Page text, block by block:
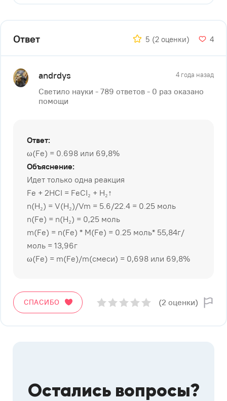
Ответ 5 (2 оценки) 4
andrdys 4 года назад
Светило науки - 789 ответов - 0 раз оказано
помощи
Ответ:
ω(Fe) = 0.698 или 69,8%
Объяснение:
Идет только одна реакция
Fe + 2HCI = FeCI₂ + H₂↑
n(H₂) = V(H₂)/Vm = 5.6/22.4 = 0.25 моль
n(Fe) = n(H₂) = 0,25 моль
m(Fe) = n(Fe) * M(Fe) = 0.25 моль* 55,84г/
моль = 13,96г
ω(Fe) = m(Fe)/m(смеси) = 0,698 или 69,8%
СПАСИБО (2 оценки)
Остались вопросы?